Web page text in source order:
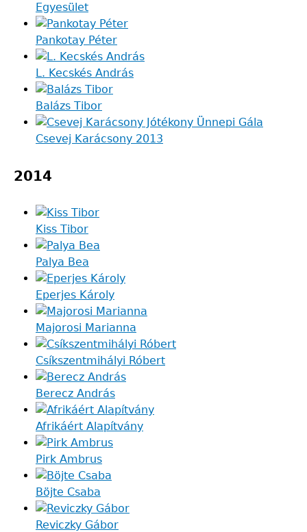
Egyesület
Pankotay Péter
L. Kecskés András
Balázs Tibor
Csevej Karácsony 2013
2014
Kiss Tibor
Palya Bea
Eperjes Károly
Majorosi Marianna
Csíkszentmihályi Róbert
Berecz András
Afrikáért Alapítvány
Pirk Ambrus
Böjte Csaba
Reviczky Gábor